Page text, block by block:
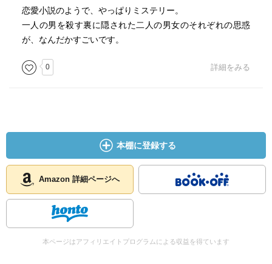
恋愛小説のようで、やっぱりミステリー。
一人の男を殺す裏に隠された二人の男女のそれぞれの思惑
が、なんだかすごいです。
0 詳細をみる
本棚に登録する
Amazon 詳細ページへ
本ページはアフィリエイトプログラムによる収益を得ています